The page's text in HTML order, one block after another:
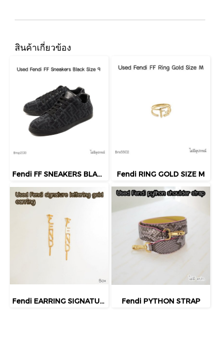
สินค้าเกี่ยวข้อง
Fendi FF SNEAKERS BLACK SIZE 9 Fendi RING GOLD SIZE M
Fendi EARRING SIGNATURE LETTERS GOLD 2021 Fendi PYTHON STRAP